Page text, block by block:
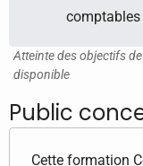
comptables
Atteinte des objectifs
disponible
Public
Cette formation